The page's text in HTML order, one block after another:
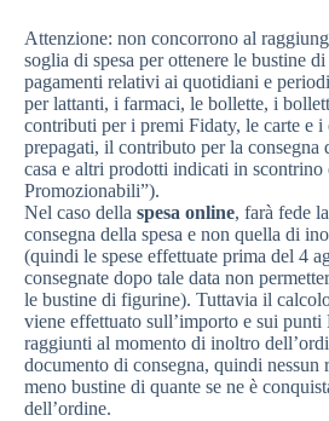
Attenzione: non concorrono al
soglia di spesa per ottenere le bustine
pagamenti relativi ai quotidiani e
per lattanti, i farmaci, le bollette, i
contributi per i premi Fidaty, le carte e i
prepagati, il contributo per la consegna
casa e altri prodotti indicati in scontrino
Promozionabili”).
Nel caso della spesa online, farà fede
consegna della spesa e non quella di
(quindi le spese effettuate prima del 4
consegnate dopo tale data non
le bustine di figurine). Tuttavia il
viene effettuato sull’importo e sui punti
raggiunti al momento di inoltro
documento di consegna, quindi nessun
meno bustine di quante se ne è
dell’ordine.